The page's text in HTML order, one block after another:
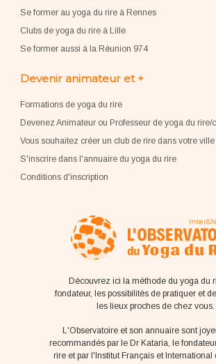
Se former au yoga du rire à Rennes
Clubs de yoga du rire à Lille
Se former aussi à la Réunion 974
Devenir animateur et +
Formations de yoga du rire
Devenez Animateur ou Professeur de yoga du rire/
Vous souhaitez créer un club de rire dans votre ville
S'inscrire dans l'annuaire du yoga du rire
Conditions d'inscription
Découvrez ici la méthode du yoga du
fondateur, les possibilités de pratiquer et
les lieux proches de chez vous.
L'Observatoire et son annuaire sont
recommandés par le Dr Kataria, le
rire et par l'Institut Français et International